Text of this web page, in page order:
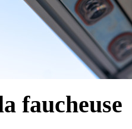
faucheuse